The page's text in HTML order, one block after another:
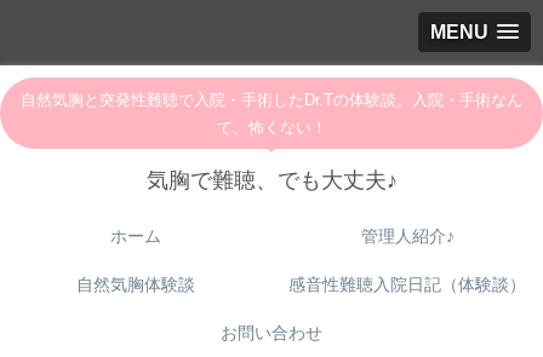
MENU
自然気胸と突発性難聴で入院・手術したDr.Tの体験談。入院・手術なん
て、怖くない！
気胸で難聴、でも大丈夫♪
ホーム 管理人紹介♪
自然気胸体験談 感音性難聴入院日記（体験談）
お問い合わせ